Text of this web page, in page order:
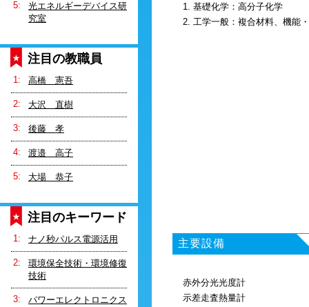
光エネルギーデバイス研
究室
注目の教職員
高橋 憲吾
大沢 直樹
後藤 孝
渡邉 高子
大場 恭子
注目のキーワード
ナノ秒パルス電源活用
環境保全技術・環境修復
技術
パワーエレクトロニクス
1. 基礎化学：高分子化学
2. 工学一般：複合材料、機能
主要設備
赤外分光光度計
示差走査熱量計